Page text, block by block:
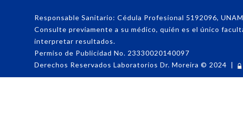
Responsable Sanitario: Cédula Profesional 5192096, UNAM
Consulte previamente a su médico, quién es el único
interpretar resultados.
Permiso de Publicidad No. 23330020140097
Derechos Reservados Laboratorios Dr. Moreira © 2024 |